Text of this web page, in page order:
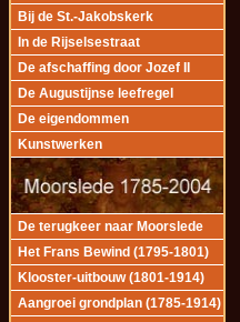
Bij de St.-Jakobskerk
In de Rijselsestraat
De afschaffing door Jozef II
De Augustijnse leefregel
De eigendommen
Kunstwerken
De terugkeer naar Moorslede
Het Frans Bewind (1795-1801)
Klooster-uitbouw (1801-1914)
Aangroei grondplan (1785-1914)